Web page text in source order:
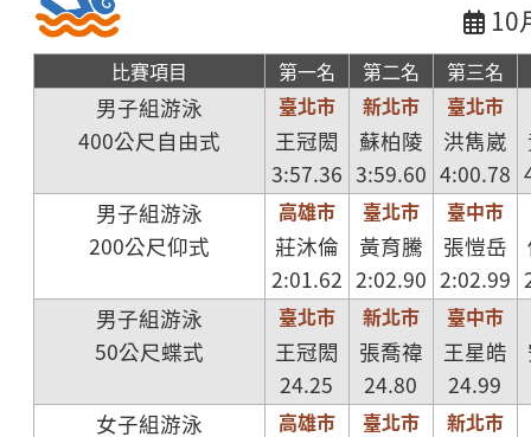
10
比賽項目 第一名 第二名 第三名
男子組游泳
400公尺自由式
臺北市
王冠閎
3:57.36
新北市
蘇柏陵
3:59.60
臺北市
洪雋崴
4:00.78
男子組游泳
200公尺仰式
高雄市
莊沐倫
2:01.62
臺北市
黃育騰
2:02.90
臺中市
張愷岳
2:02.99
男子組游泳
50公尺蝶式
臺北市
王冠閎
24.25
新北市
張喬禕
24.80
臺中市
王星皓
24.99
女子組游泳
高雄市 臺北市 新北市